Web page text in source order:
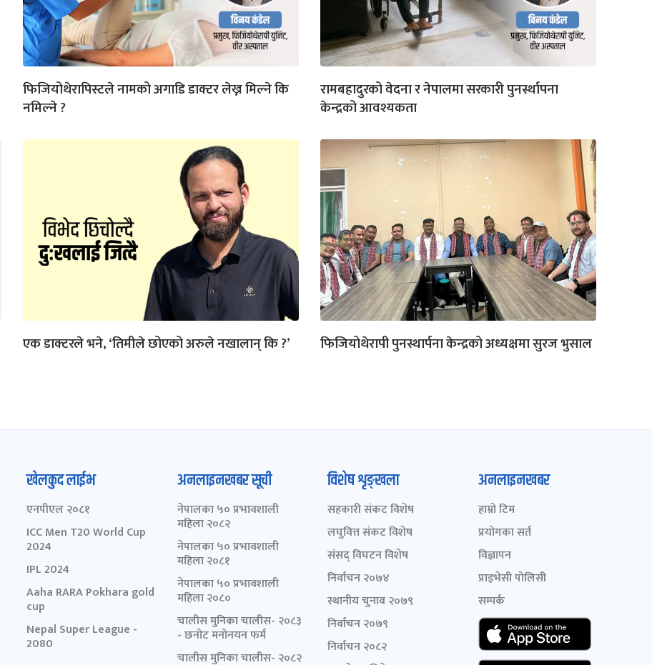
फिजियोथेरापिस्टले नामको अगाडि डाक्टर लेख्न मिल्ने कि
नमिल्ने ?
रामबहादुरको वेदना र नेपालमा सरकारी पुनर्स्थापना
केन्द्रको आवश्यकता
एक डाक्टरले भने, ‘तिमीले छोएको अरुले नखालान् कि ?’ फिजियोथेरापी पुनस्थार्पना केन्द्रको अध्यक्षमा सुरज भुसाल
खेलकुद लाईभ
एनपीएल २०८१
ICC Men T20 World Cup
2024
IPL 2024
Aaha RARA Pokhara gold
cup
Nepal Super League -
2080
अनलाइनखबर सूची
नेपालका ५० प्रभावशाली
महिला २०८२
नेपालका ५० प्रभावशाली
महिला २०८१
नेपालका ५० प्रभावशाली
महिला २०८०
चालीस मुनिका चालीस- २०८३
- छनोट मनोनयन फर्म
चालीस मुनिका चालीस- २०८२
विशेष शृङ्खला
सहकारी संकट विशेष
लघुवित्त संकट विशेष
संसद् विघटन विशेष
निर्वाचन २०७४
स्थानीय चुनाव २०७९
निर्वाचन २०७९
निर्वाचन २०८२
अनलाइनखबर
हाम्रो टिम
प्रयोगका सर्त
विज्ञापन
प्राइभेसी पोलिसी
सम्पर्क